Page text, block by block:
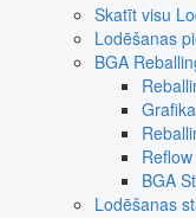
Skatīt visu
Lodēšanas
BGA
BGA
Lodēšanas